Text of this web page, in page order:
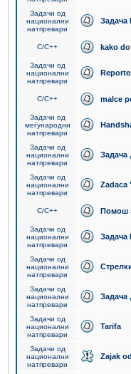
Задачи од
национални
натпревари
Задача
C/C++ kako
Задачи од
национални
натпревари
C/C++ malce
Задачи од
меѓународни
натпревари
Задачи од
национални
натпревари
Задача
Задачи од
национални
натпревари
Zadaca
C/C++ Помош
Задачи од
национални
натпревари
Задача
Задачи од
национални
натпревари
Задачи од
национални
натпревари
Задача
Задачи од
национални
натпревари
Tarifa
Задачи од
национални
натпревари
Zajak